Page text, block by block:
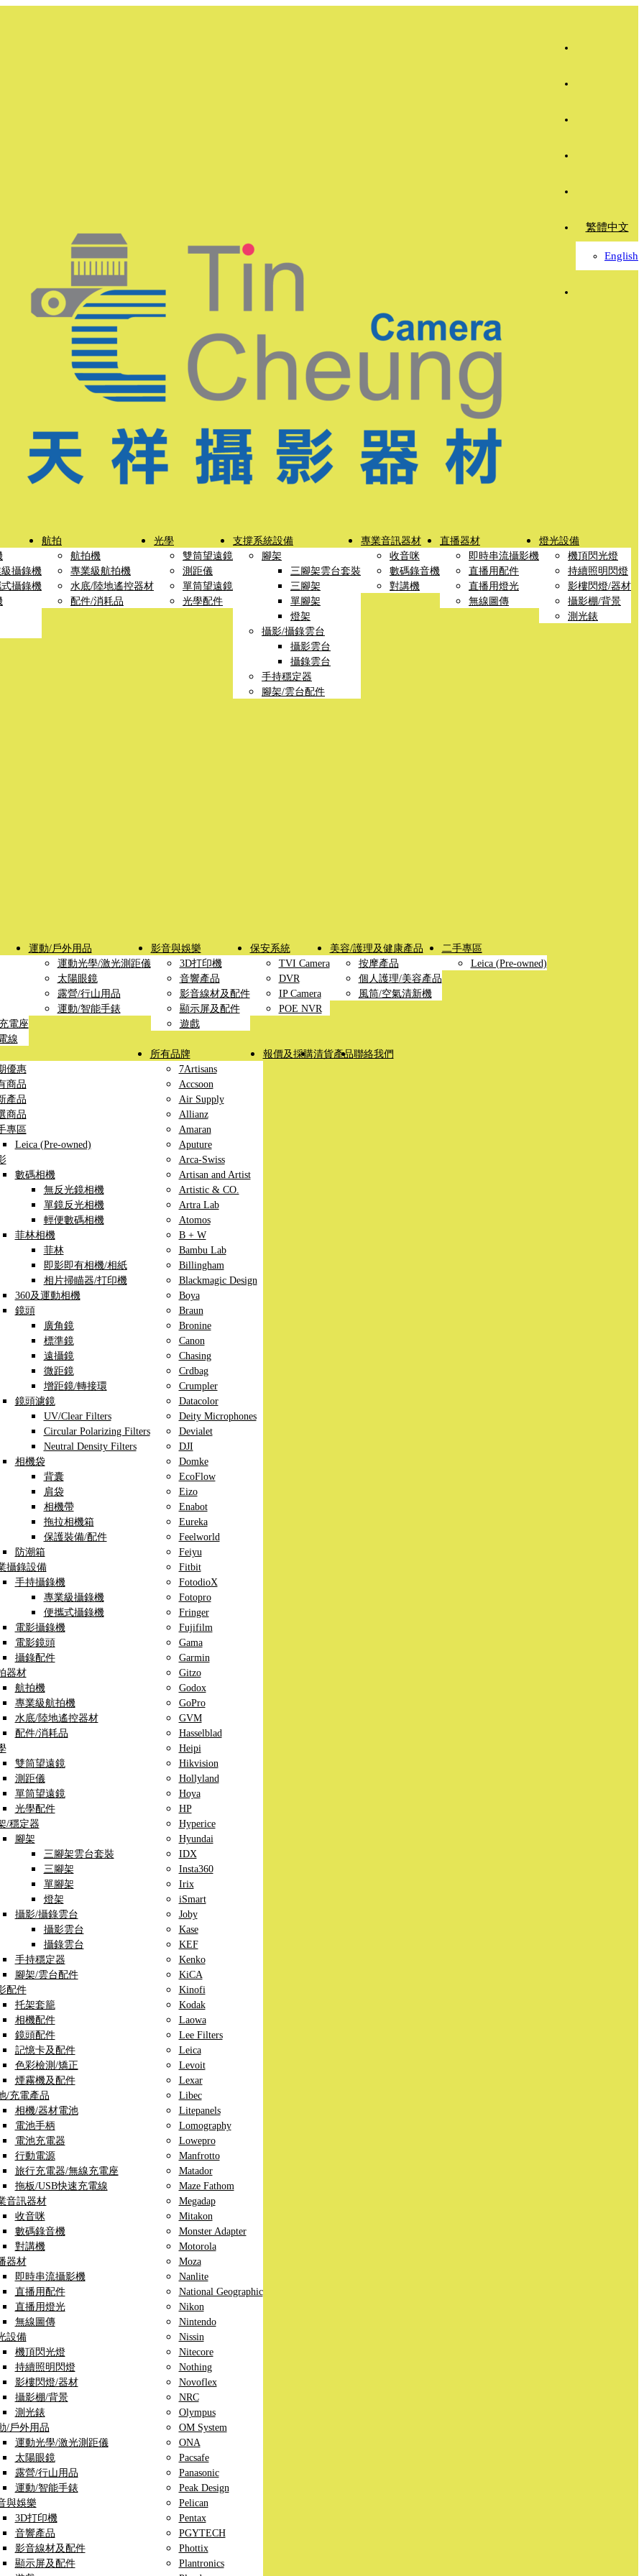
繁體中文
English
攝錄機
攝錄機
航拍
航拍機
專業級航拍機
水底/陸地遙控器材
配件/消耗品
光學
雙筒望遠鏡
測距儀
單筒望遠鏡
光學配件
支撐系統設備
腳架
三腳架雲台套裝
三腳架
單腳架
燈架
攝影/攝錄雲台
攝影雲台
攝錄雲台
手持穩定器
腳架/雲台配件
專業音訊器材
收音咪
數碼錄音機
對講機
直播器材
即時串流攝影機
直播用配件
直播用燈光
無線圖傳
燈光設備
機頂閃光燈
持續照明閃燈
影樓閃燈/器材
攝影棚/背景
測光錶
電座
線
運動/戶外用品
運動光學/激光測距儀
太陽眼鏡
露營/行山用品
運動/智能手錶
影音與娛樂
3D打印機
音響產品
影音線材及配件
顯示屏及配件
遊戲
保安系統
TVI Camera
DVR
IP Camera
POE NVR
美容/護理及健康產品
按摩產品
個人護理/美容產品
風筒/空氣清新機
二手專區
Leica (Pre-owned)
優惠
商品
產品
商品
專區
Leica (Pre-owned)
數碼相機
無反光鏡相機
單鏡反光相機
輕便數碼相機
菲林相機
菲林
即影即有相機/相紙
相片掃瞄器/打印機
360及運動相機
鏡頭
廣角鏡
標準鏡
遠攝鏡
微距鏡
增距鏡/轉接環
鏡頭濾鏡
UV/Clear Filters
Circular Polarizing Filters
Neutral Density Filters
相機袋
背囊
肩袋
相機帶
拖拉相機箱
保護裝備/配件
防潮箱
攝錄設備
手持攝錄機
專業級攝錄機
便攜式攝錄機
電影攝錄機
電影鏡頭
攝錄配件
器材
航拍機
專業級航拍機
水底/陸地遙控器材
配件/消耗品
雙筒望遠鏡
測距儀
單筒望遠鏡
光學配件
/穩定器
腳架
三腳架雲台套裝
三腳架
單腳架
燈架
攝影/攝錄雲台
攝影雲台
攝錄雲台
手持穩定器
腳架/雲台配件
配件
托架套籠
相機配件
鏡頭配件
記憶卡及配件
色彩檢測/矯正
煙霧機及配件
/充電產品
相機/器材電池
電池手柄
電池充電器
行動電源
旅行充電器/無線充電座
拖板/USB快速充電線
音訊器材
收音咪
數碼錄音機
對講機
器材
即時串流攝影機
直播用配件
直播用燈光
無線圖傳
設備
機頂閃光燈
持續照明閃燈
影樓閃燈/器材
攝影棚/背景
測光錶
/戶外用品
運動光學/激光測距儀
太陽眼鏡
露營/行山用品
運動/智能手錶
與娛樂
3D打印機
音響產品
影音線材及配件
顯示屏及配件
所有品牌
7Artisans
Accsoon
Air Supply
Allianz
Amaran
Aputure
Arca-Swiss
Artisan and Artist
Artistic & CO.
Artra Lab
Atomos
B + W
Bambu Lab
Billingham
Blackmagic Design
Boya
Braun
Bronine
Canon
Chasing
Crdbag
Crumpler
Datacolor
Deity Microphones
Devialet
DJI
Domke
EcoFlow
Eizo
Enabot
Eureka
Feelworld
Feiyu
Fitbit
FotodioX
Fotopro
Fringer
Fujifilm
Gama
Garmin
Gitzo
Godox
GoPro
GVM
Hasselblad
Heipi
Hikvision
Hollyland
Hoya
HP
Hyperice
Hyundai
IDX
Insta360
Irix
iSmart
Joby
Kase
KEF
Kenko
KiCA
Kinofi
Kodak
Laowa
Lee Filters
Leica
Levoit
Lexar
Libec
Litepanels
Lomography
Lowepro
Manfrotto
Matador
Maze Fathom
Megadap
Mitakon
Monster Adapter
Motorola
Moza
Nanlite
National Geographic
Nikon
Nintendo
Nissin
Nitecore
Nothing
Novoflex
NRC
Olympus
OM System
ONA
Pacsafe
Panasonic
Peak Design
Pelican
Pentax
PGYTECH
Phottix
Plantronics
報價及採購清貨產品聯絡我們